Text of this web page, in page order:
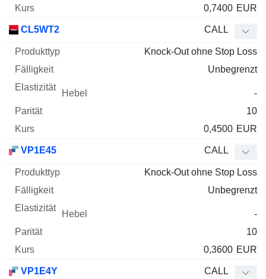
0,7400 EUR
CL5WT2 CALL
Knock-Out ohne Stop Loss
Unbegrenzt
-
10
0,4500 EUR
VP1E45 CALL
Knock-Out ohne Stop Loss
Unbegrenzt
-
10
0,3600 EUR
VP1E4Y CALL